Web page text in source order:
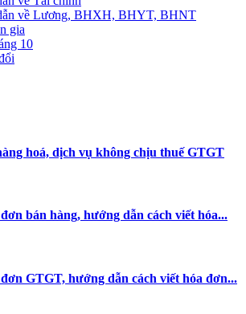
về Lương, BHXH, BHYT, BHNT
gia
10
hoá, dịch vụ không chịu thuế GTGT
bán hàng, hướng dẫn cách viết hóa...
GTGT, hướng dẫn cách viết hóa đơn...